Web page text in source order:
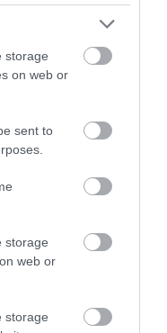
storage
on web or
sent to
storage
web or
storage
idén az első hét
hazai kivitel, hogy
fagyok és történelmi